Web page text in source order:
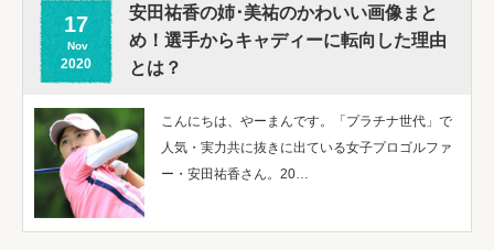
17
Nov
2020
安田祐香の姉･美祐のかわいい画像まと
め！選手からキャディーに転向した理由
とは？
こんにちは、やーまんです。「プラチナ世代」で
人気・実力共に抜きに出ている女子プロゴルファ
ー・安田祐香さん。20…